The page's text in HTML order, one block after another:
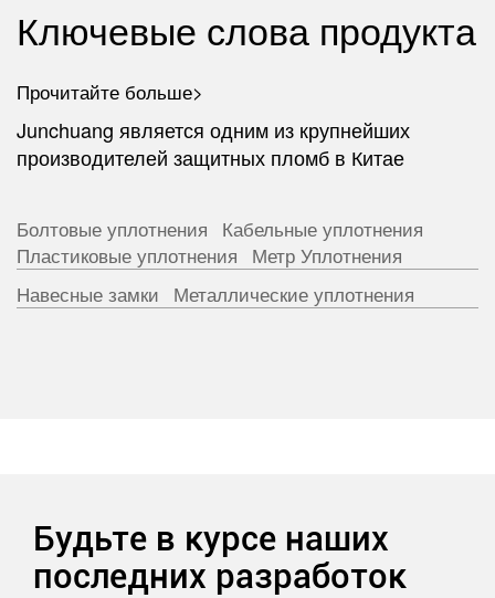
Ключевые слова продукта
Прочитайте больше>
Junchuang является одним из крупнейших
производителей защитных пломб в Китае
Болтовые уплотнения Кабельные уплотнения
Пластиковые уплотнения Метр Уплотнения
Навесные замки Металлические уплотнения
Будьте в курсе наших
последних разработок